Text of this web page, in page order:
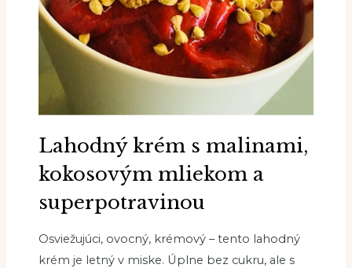
Lahodný krém s malinami,
kokosovým mliekom a
superpotravinou
Osviežujúci, ovocný, krémový – tento lahodný
krém je letný v miske. Úplne bez cukru, ale s